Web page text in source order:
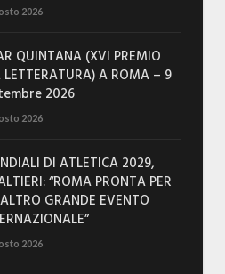
2026
QUINTANA (XVI PREMIO
LETTERATURA) A ROMA – 9
2026
2026
DI ATLETICA 2029,
“ROMA PRONTA PER
GRANDE EVENTO
2026